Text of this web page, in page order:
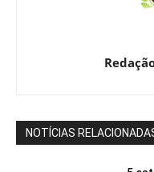
NOTÍCIAS